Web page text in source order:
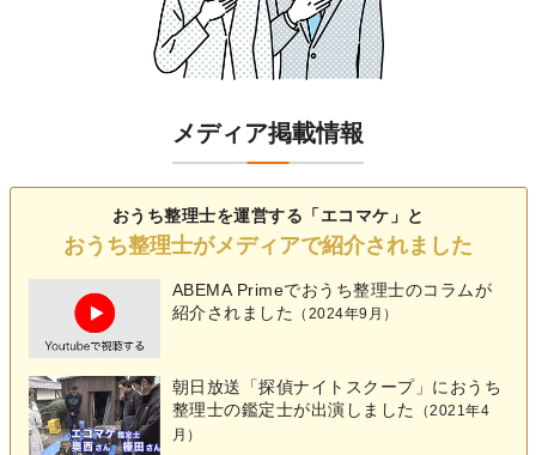
メディア掲載情報
おうち整理士を運営する「エコマケ」と
おうち整理士がメディアで紹介されました
ABEMA Primeでおうち整理士のコラムが
紹介されました （2024年9月）
朝日放送「探偵ナイトスクープ」におうち
整理士の鑑定士が出演しました
（2021年4
月）